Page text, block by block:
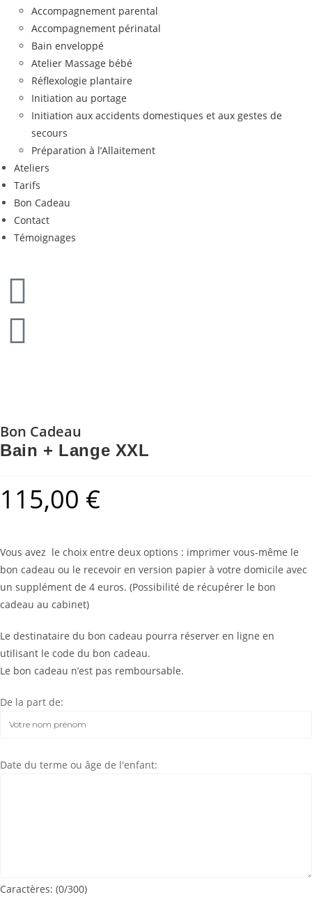
Accompagnement parental
Accompagnement périnatal
Bain enveloppé
Atelier Massage bébé
Réflexologie plantaire
Initiation au portage
Initiation aux accidents domestiques et aux gestes de
secours
Préparation à l’Allaitement
Ateliers
Tarifs
Bon Cadeau
Contact
Témoignages
Bon Cadeau
Bain + Lange XXL
115,00 €
Vous avez le choix entre deux options : imprimer vous-même le
bon cadeau ou le recevoir en version papier à votre domicile avec
un supplément de 4 euros. (Possibilité de récupérer le bon
cadeau au cabinet)
Le destinataire du bon cadeau pourra réserver en ligne en
utilisant le code du bon cadeau.
Le bon cadeau n’est pas remboursable.
De la part de:
Date du terme ou âge de l'enfant:
Caractères: (0/300)